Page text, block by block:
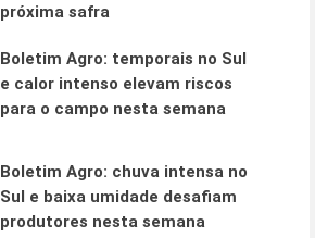
próxima safra
Boletim Agro: temporais no Sul
e calor intenso elevam riscos
para o campo nesta semana
Boletim Agro: chuva intensa no
Sul e baixa umidade desafiam
produtores nesta semana